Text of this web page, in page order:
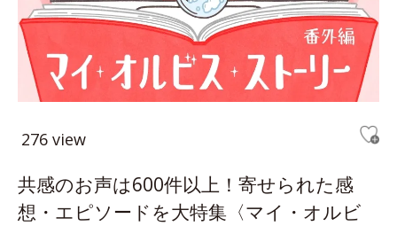
276 view
共感のお声は600件以上！寄せられた感
想・エピソードを大特集〈マイ・オルビ